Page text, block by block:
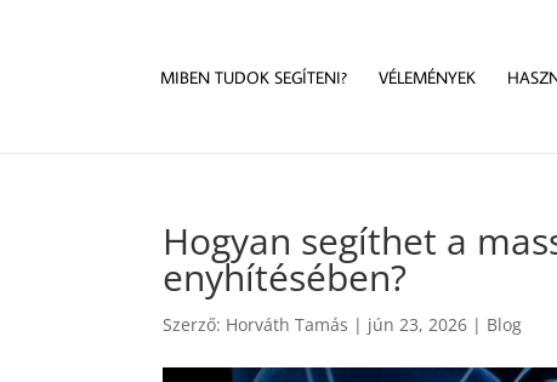
MIBEN TUDOK SEGÍTENI? VÉLEMÉNYEK
Hogyan segíthet a
enyhítésében?
Szerző: Horváth Tamás | jún 23, 2026 | Blog